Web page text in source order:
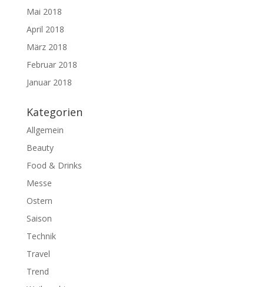
Mai 2018
April 2018
März 2018
Februar 2018
Januar 2018
Kategorien
Allgemein
Beauty
Food & Drinks
Messe
Ostern
Saison
Technik
Travel
Trend